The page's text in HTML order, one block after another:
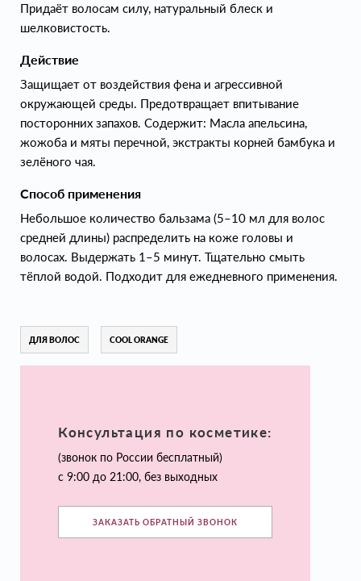
Придаёт волосам силу, натуральный блеск и
шелковистость.
Действие
Защищает от воздействия фена и агрессивной
окружающей среды. Предотвращает впитывание
посторонних запахов. Содержит: Масла апельсина,
жожоба и мяты перечной, экстракты корней бамбука и
зелёного чая.
Способ применения
Небольшое количество бальзама (5–10 мл для волос
средней длины) распределить на коже головы и
волосах. Выдержать 1–5 минут. Тщательно смыть
тёплой водой. Подходит для ежедневного применения.
ДЛЯ ВОЛОС COOL ORANGE
Консультация по косметике:
(звонок по России бесплатный)
с 9:00 до 21:00, без выходных
ЗАКАЗАТЬ ОБРАТНЫЙ ЗВОНОК